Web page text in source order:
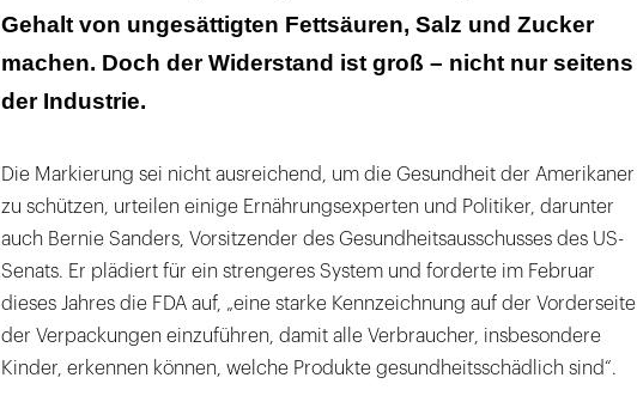
Gehalt von ungesättigten Fettsäuren, Salz und Zucker
machen. Doch der Widerstand ist groß – nicht nur seitens
der Industrie.
Die Markierung sei nicht ausreichend, um die Gesundheit der Amerikaner
zu schützen, urteilen einige Ernährungsexperten und Politiker, darunter
auch Bernie Sanders, Vorsitzender des Gesundheitsausschusses des US-
Senats. Er plädiert für ein strengeres System und forderte im Februar
dieses Jahres die FDA auf, „eine starke Kennzeichnung auf der Vorderseite
der Verpackungen einzuführen, damit alle Verbraucher, insbesondere
Kinder, erkennen können, welche Produkte gesundheitsschädlich sind“.